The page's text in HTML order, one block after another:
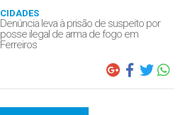
CIDADES
Denúncia leva à prisão de suspeito por
posse ilegal de arma de fogo em
Ferreiros